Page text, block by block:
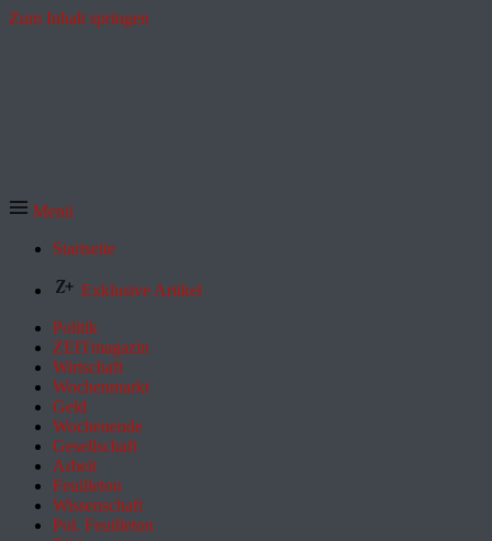
Zum Inhalt springen
Menü
Startseite
Exklusive Artikel
Politik
ZEITmagazin
Wirtschaft
Wochenmarkt
Geld
Wochenende
Gesellschaft
Arbeit
Feuilleton
Wissenschaft
Pol. Feuilleton